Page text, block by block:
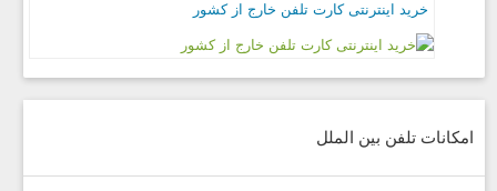
خرید اینترنتی کارت تلفن خارج از کشور
امکانات تلفن بین الملل